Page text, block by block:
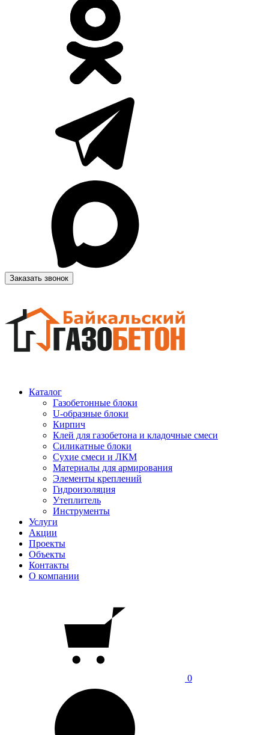
Заказать звонок
Каталог
Газобетонные блоки
U-образные блоки
Кирпич
Клей для газобетона и кладочные смеси
Силикатные блоки
Сухие смеси и ЛКМ
Материалы для армирования
Элементы креплений
Гидроизоляция
Утеплитель
Инструменты
Услуги
Акции
Проекты
Объекты
Контакты
О компании
0